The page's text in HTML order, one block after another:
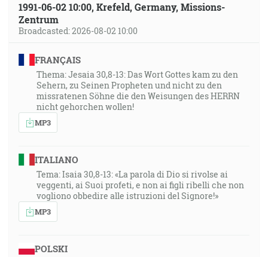
1991-06-02 10:00, Krefeld, Germany, Missions-
Zentrum
Broadcasted: 2026-08-02 10:00
FRANÇAIS
Thema: Jesaia 30,8-13: Das Wort Gottes kam zu den
Sehern, zu Seinen Propheten und nicht zu den
missratenen Söhne die den Weisungen des HERRN
nicht gehorchen wollen!
MP3
ITALIANO
Tema: Isaia 30,8-13: «La parola di Dio si rivolse ai
veggenti, ai Suoi profeti, e non ai figli ribelli che non
vogliono obbedire alle istruzioni del Signore!»
MP3
POLSKI